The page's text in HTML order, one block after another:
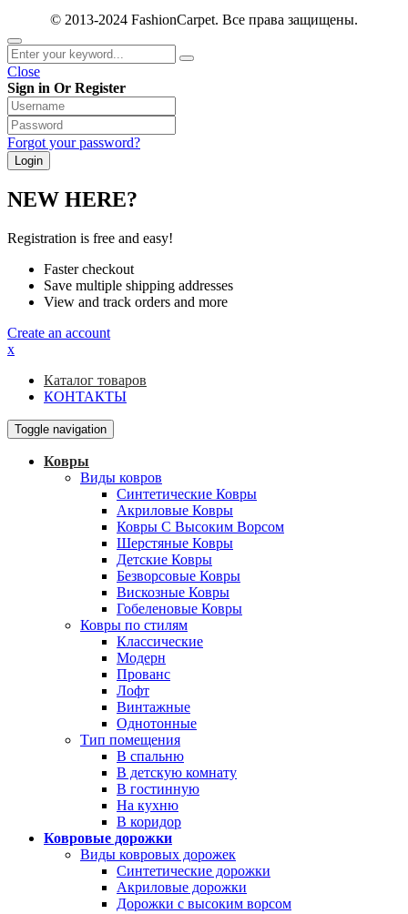
© 2013-2024 FashionCarpet. Все права защищены.
Close
Sign in Or Register
Forgot your password?
NEW HERE?
Registration is free and easy!
Faster checkout
Save multiple shipping addresses
View and track orders and more
Create an account
x
Каталог товаров
КОНТАКТЫ
Toggle navigation
Ковры
Виды ковров
Синтетические Ковры
Акриловые Ковры
Ковры С Высоким Ворсом
Шерстяные Ковры
Детские Ковры
Безворсовые Ковры
Вискозные Ковры
Гобеленовые Ковры
Ковры по стилям
Классические
Модерн
Прованс
Лофт
Винтажные
Однотонные
Тип помещения
В спальню
В детскую комнату
В гостинную
На кухню
В коридор
Ковровые дорожки
Виды ковровых дорожек
Синтетические дорожки
Акриловые дорожки
Дорожки с высоким ворсом